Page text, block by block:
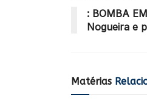
: BOMBA
Nogueira e
Matérias